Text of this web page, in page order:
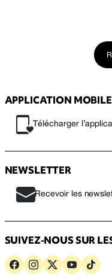
APPLICATION MOBILE
Télécharger
NEWSLETTER
Recevoir les
SUIVEZ-NOUS SUR